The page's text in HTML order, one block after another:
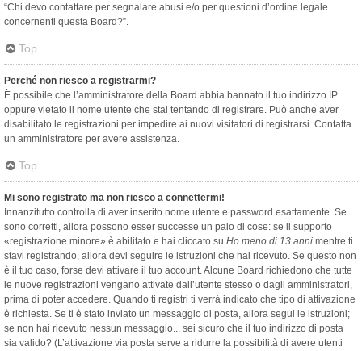
“Chi devo contattare per segnalare abusi e/o per questioni d’ordine legale
concernenti questa Board?”.
Top
Perché non riesco a registrarmi?
È possibile che l’amministratore della Board abbia bannato il tuo indirizzo IP
oppure vietato il nome utente che stai tentando di registrare. Può anche aver
disabilitato le registrazioni per impedire ai nuovi visitatori di registrarsi. Contatta
un amministratore per avere assistenza.
Top
Mi sono registrato ma non riesco a connettermi!
Innanzitutto controlla di aver inserito nome utente e password esattamente. Se
sono corretti, allora possono esser successe un paio di cose: se il supporto
«registrazione minore» è abilitato e hai cliccato su Ho meno di 13 anni mentre ti
stavi registrando, allora devi seguire le istruzioni che hai ricevuto. Se questo non
è il tuo caso, forse devi attivare il tuo account. Alcune Board richiedono che tutte
le nuove registrazioni vengano attivate dall’utente stesso o dagli amministratori,
prima di poter accedere. Quando ti registri ti verrà indicato che tipo di attivazione
è richiesta. Se ti è stato inviato un messaggio di posta, allora segui le istruzioni;
se non hai ricevuto nessun messaggio... sei sicuro che il tuo indirizzo di posta
sia valido? (L’attivazione via posta serve a ridurre la possibilità di avere utenti